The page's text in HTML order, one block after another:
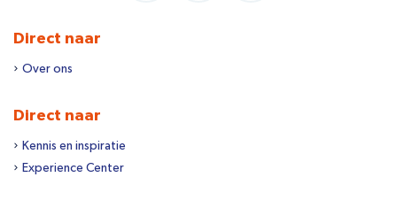
Direct naar
Over ons
Direct naar
Kennis en inspiratie
Experience Center